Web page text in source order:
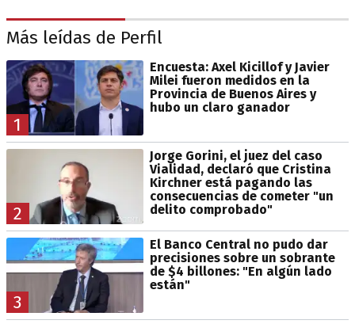
Más leídas de Perfil
1
Encuesta: Axel Kicillof y Javier
Milei fueron medidos en la
Provincia de Buenos Aires y
hubo un claro ganador
2
Jorge Gorini, el juez del caso
Vialidad, declaró que Cristina
Kirchner está pagando las
consecuencias de cometer "un
delito comprobado"
3
El Banco Central no pudo dar
precisiones sobre un sobrante
de $4 billones: "En algún lado
están"